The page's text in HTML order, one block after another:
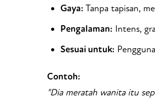
Gaya: Tanpa tapisan,
Pengalaman: Intens,
Sesuai untuk:
Contoh:
"Dia meratah wanita itu